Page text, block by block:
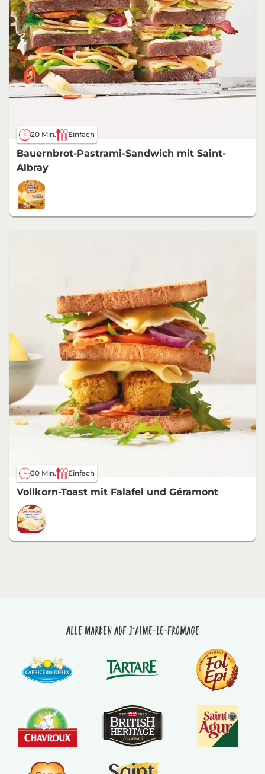
20 Min. Einfach
Bauernbrot-Pastrami-Sandwich mit Saint-
Albray
30 Min. Einfach
Vollkorn-Toast mit Falafel und Géramont
Alle Marken auf J'aime-le-fromage